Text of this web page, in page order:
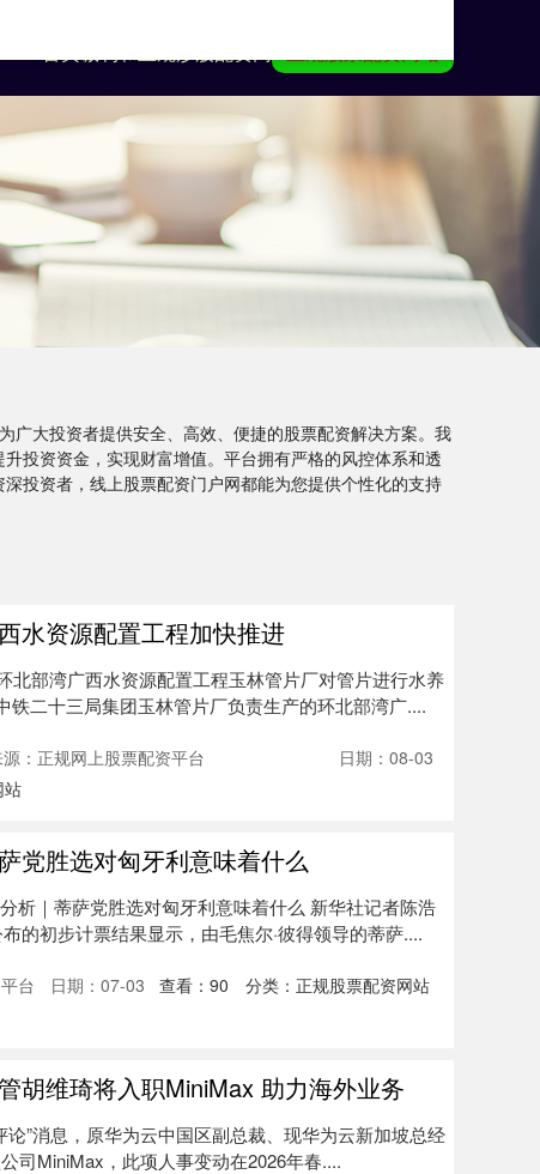
广大投资者提供安全、高效、便捷的股票配资解决方案。我
投资资金，实现财富增值。平台拥有严格的风控体系和透
投资者，线上股票配资门户网都能为您提供个性化的支持
水资源配置工程加快推进
北部湾广西水资源配置工程玉林管片厂对管片进行水养
铁二十三局集团玉林管片厂负责生产的环北部湾广....
：正规网上股票配资平台
日期：08-03
站
党胜选对匈牙利意味着什么
析｜蒂萨党胜选对匈牙利意味着什么 新华社记者陈浩
的初步计票结果显示，由毛焦尔·彼得领导的蒂萨....
台 日期：07-03 查看：90 分类：正规股票配资网站
胡维琦将入职MiniMax 助力海外业务
论”消息，原华为云中国区副总裁、现华为云新加坡总经
司MiniMax，此项人事变动在2026年春....